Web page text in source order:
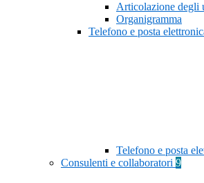
Articolazione degli
Organigramma
Telefono e posta
Telefono e posta
Consulenti e collaboratori 9